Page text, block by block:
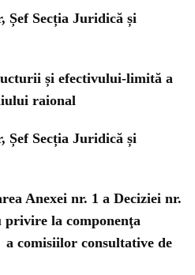
Șef Secția Juridică și
și efectivului-limită a
raional
Șef Secția Juridică și
Anexei nr. 1 a Deciziei nr.
privire la componenţa
comisiilor consultative de